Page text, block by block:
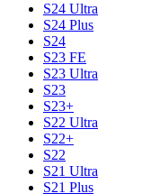
S24 Ultra
S24 Plus
S24
S23 FE
S23 Ultra
S23
S23+
S22 Ultra
S22+
S22
S21 Ultra
S21 Plus